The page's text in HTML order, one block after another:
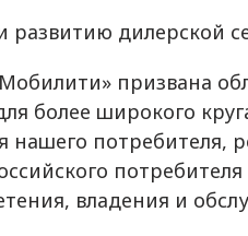
дилерской
призвана
более широкого
нашего потребителя,
владения и